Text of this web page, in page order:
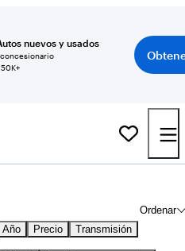
nuevos y usados
Ordenar
Año Precio Transmisión